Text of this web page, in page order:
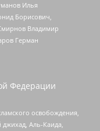
Илья
Борисович,
Владимир
Герман
Федерации
освобождения,
Аль-Каида,